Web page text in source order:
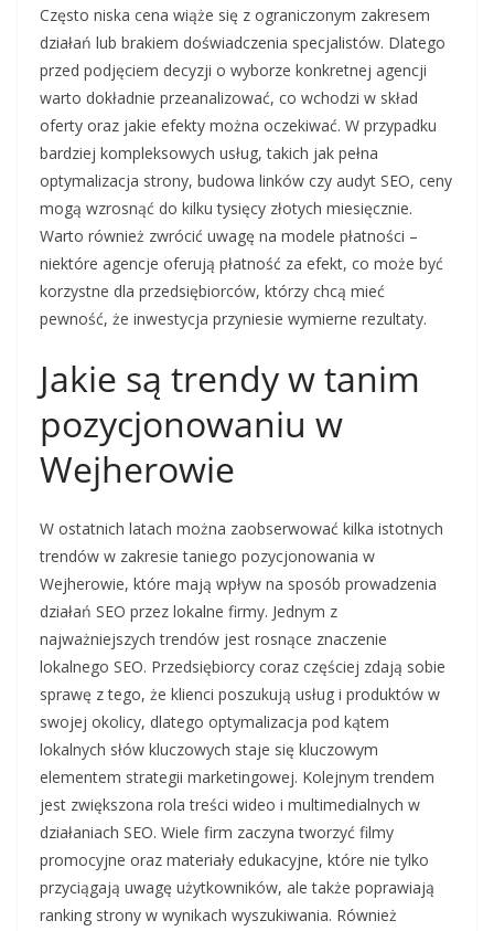
Często niska cena wiąże się z ograniczonym zakresem
działań lub brakiem doświadczenia specjalistów. Dlatego
przed podjęciem decyzji o wyborze konkretnej agencji
warto dokładnie przeanalizować, co wchodzi w skład
oferty oraz jakie efekty można oczekiwać. W przypadku
bardziej kompleksowych usług, takich jak pełna
optymalizacja strony, budowa linków czy audyt SEO, ceny
mogą wzrosnąć do kilku tysięcy złotych miesięcznie.
Warto również zwrócić uwagę na modele płatności –
niektóre agencje oferują płatność za efekt, co może być
korzystne dla przedsiębiorców, którzy chcą mieć
pewność, że inwestycja przyniesie wymierne rezultaty.
Jakie są trendy w tanim
pozycjonowaniu w
Wejherowie
W ostatnich latach można zaobserwować kilka istotnych
trendów w zakresie taniego pozycjonowania w
Wejherowie, które mają wpływ na sposób prowadzenia
działań SEO przez lokalne firmy. Jednym z
najważniejszych trendów jest rosnące znaczenie
lokalnego SEO. Przedsiębiorcy coraz częściej zdają sobie
sprawę z tego, że klienci poszukują usług i produktów w
swojej okolicy, dlatego optymalizacja pod kątem
lokalnych słów kluczowych staje się kluczowym
elementem strategii marketingowej. Kolejnym trendem
jest zwiększona rola treści wideo i multimedialnych w
działaniach SEO. Wiele firm zaczyna tworzyć filmy
promocyjne oraz materiały edukacyjne, które nie tylko
przyciągają uwagę użytkowników, ale także poprawiają
ranking strony w wynikach wyszukiwania. Również